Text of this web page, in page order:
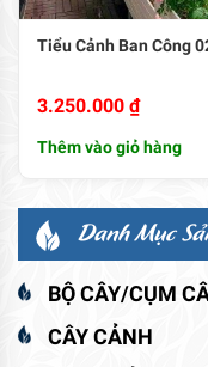
Tiểu Cảnh Ban Công
3.250.000 ₫
Thêm vào giỏ hàng
Danh Mục
BỘ CÂY/CỤM
CÂY CẢNH